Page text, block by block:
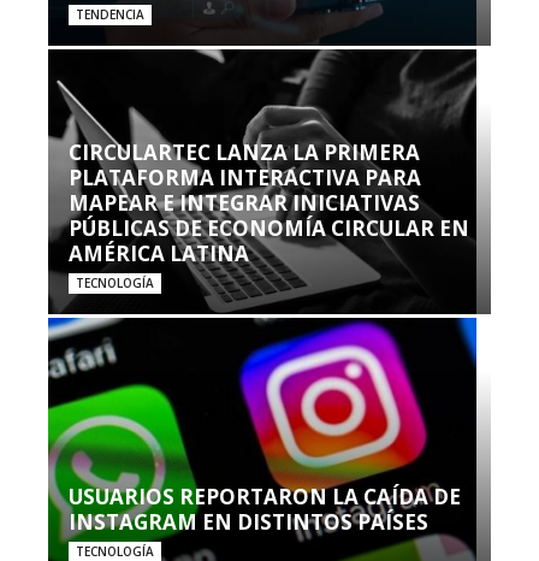
TENDENCIA
CIRCULARTEC LANZA LA PRIMERA
PLATAFORMA INTERACTIVA PARA
MAPEAR E INTEGRAR INICIATIVAS
PÚBLICAS DE ECONOMÍA CIRCULAR EN
AMÉRICA LATINA
TECNOLOGÍA
USUARIOS REPORTARON LA CAÍDA DE
INSTAGRAM EN DISTINTOS PAÍSES
TECNOLOGÍA